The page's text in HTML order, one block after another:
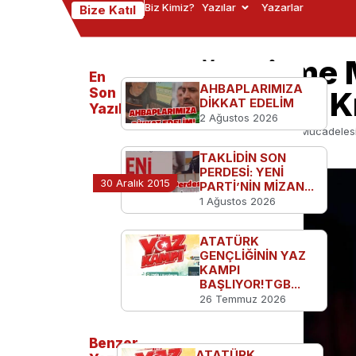
Bize Katıl Biz Kimiz? Yazılar Yazarlar
Karanlığı
Aydınlanmanın
Ana Sayfa TGB'den Karanlığı Eritme
30 Aralık 2015
En
Son
Yazılanlar
AHBAPLARIMIZA
DİKKAT EDELİM
2 Ağustos 2026
TAKLİDİN SON
PERDESİ: YENİ
PARTİ’NİN MİZAN...
1 Ağustos 2026
ATATÜRK
GENÇLİĞİNİN YAZ
KAMPI
BAŞLIYOR!TGB...
26 Temmuz 2026
Benzer